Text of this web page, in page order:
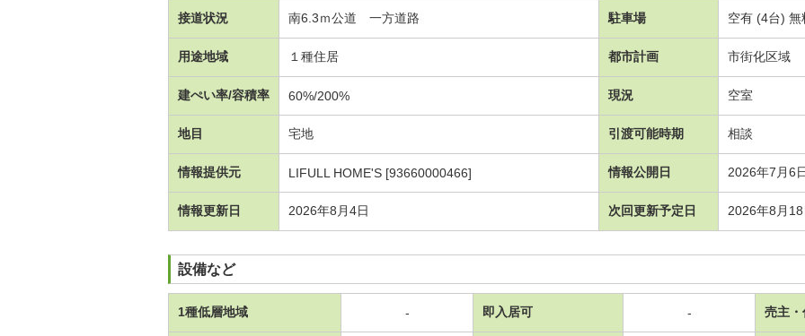
接道状況 南6.3ｍ公道 一方道路 駐車場 空有 (4台) 無
用途地域 １種住居 都市計画 市街化区域
建ぺい率/容積率 60%/200% 現況 空室
地目 宅地 引渡可能時期 相談
情報提供元 LIFULL HOME'S [93660000466] 情報公開日 2026年7月6
情報更新日 2026年8月4日 次回更新予定日 2026年8月18
設備など
1種低層地域 - 即入居可 - 売主・